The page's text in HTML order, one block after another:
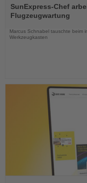
Sie
die
Nachrichten
SunExpress-Chef
Flugzeugwartung
Marcus Schnabel tauschte beim
Werkzeugkasten